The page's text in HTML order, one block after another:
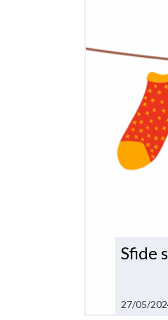
Sfide
27/05/